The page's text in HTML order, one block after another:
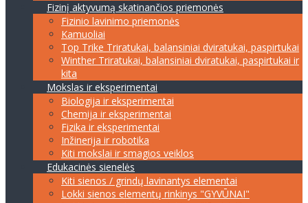
Fizinį aktyvumą skatinančios priemonės
Fizinio lavinimo priemonės
Kamuoliai
Top Trike Triratukai, balansiniai dviratukai, paspirtukai
Winther Triratukai, balansiniai dviratukai, paspirtukai ir
kita
Mokslas ir eksperimentai
Biologija ir eksperimentai
Chemija ir eksperimentai
Fizika ir eksperimentai
Inžinerija ir robotika
Kiti mokslai ir smagios veiklos
Edukacinės sienelės
Kiti sienos / grindų lavinantys elementai
Lokki sienos elementų rinkinys "GYVŪNAI"